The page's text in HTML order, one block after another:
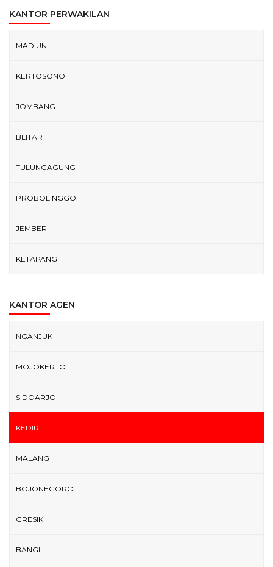
KANTOR PERWAKILAN
MADIUN
KERTOSONO
JOMBANG
BLITAR
TULUNGAGUNG
PROBOLINGGO
JEMBER
KETAPANG
KANTOR AGEN
NGANJUK
MOJOKERTO
SIDOARJO
KEDIRI
MALANG
BOJONEGORO
GRESIK
BANGIL